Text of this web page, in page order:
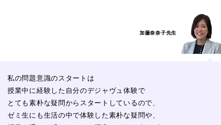
加藤奈奈子先生
私の問題意識のスタートは
授業中に経験した自分のデジャヴュ体験で
とても素朴な疑問からスタートしているので、
ゼミ生にも生活の中で体験した素朴な疑問や、